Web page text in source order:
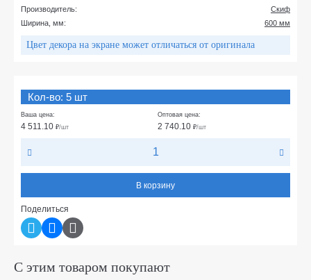
Производитель:
Скиф
Ширина, мм:
600 мм
Цвет декора на экране может отличаться от оригинала
Кол-во: 5 шт
Ваша цена:
4 511.10 ₽/шт
Оптовая цена:
2 740.10 ₽/шт
В корзину
Поделиться
С этим товаром покупают